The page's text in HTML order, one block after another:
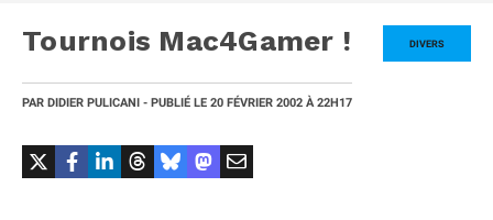
DIVERS
Tournois Mac4Gamer !
PAR DIDIER PULICANI - PUBLIÉ LE 20 FÉVRIER 2002 À 22H17